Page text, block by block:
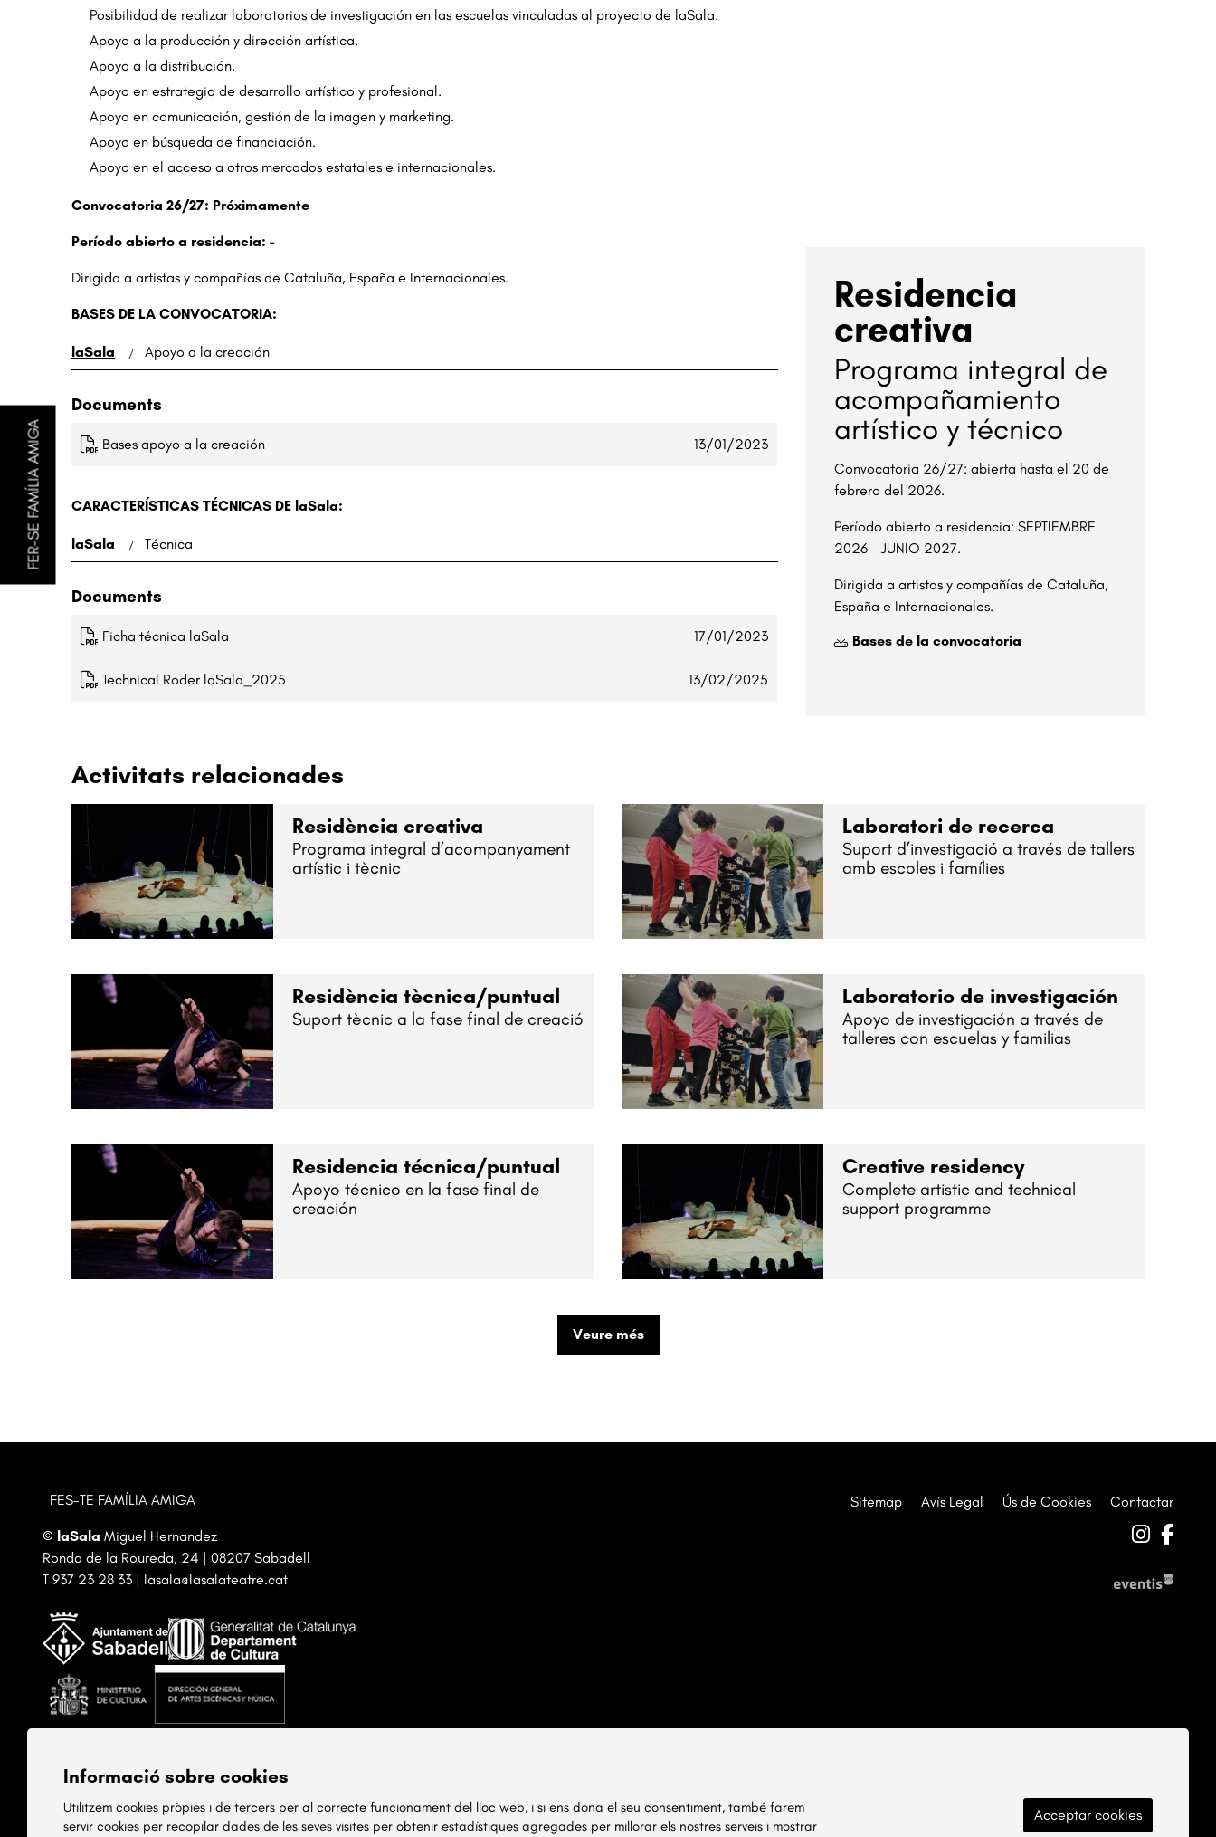
FER-SE FAMÍLIA AMIGA
Residencia
creativa
Programa integral de
acompañamiento
artístico y técnico
Convocatoria 26/27: abierta hasta el 20 de
febrero del 2026.
Período abierto a residencia: SEPTIEMBRE
2026 - JUNIO 2027.
Dirigida a artistas y compañías de Cataluña,
España e Internacionales.
Bases de la convocatoria
Posibilidad de realizar laboratorios de investigación en las escuelas vinculadas al proyecto de laSala.
Apoyo a la producción y dirección artística.
Apoyo a la distribución.
Apoyo en estrategia de desarrollo artístico y profesional.
Apoyo en comunicación, gestión de la imagen y marketing.
Apoyo en búsqueda de financiación.
Apoyo en el acceso a otros mercados estatales e internacionales.
Convocatoria 26/27: Próximamente
Período abierto a residencia: -
Dirigida a artistas y compañías de Cataluña, España e Internacionales.
BASES DE LA CONVOCATORIA:
laSala Apoyo a la creación
Documents
Bases apoyo a la creación 13/01/2023
CARACTERÍSTICAS TÉCNICAS DE laSala:
laSala Técnica
Documents
Ficha técnica laSala 17/01/2023
Technical Roder laSala_2025 13/02/2025
Activitats relacionades
Residència creativa
Programa integral d’acompanyament
artístic i tècnic
Laboratori de recerca
Suport d’investigació a través de tallers
amb escoles i famílies
Residència tècnica/puntual
Suport tècnic a la fase final de creació
Laboratorio de investigación
Apoyo de investigación a través de
talleres con escuelas y familias
Residencia técnica/puntual
Apoyo técnico en la fase final de
creación
Creative residency
Complete artistic and technical
support programme
Veure més
FES-TE FAMÍLIA AMIGA
© laSala Miguel Hernandez
Ronda de la Roureda, 24 | 08207 Sabadell
T 937 23 28 33 | lasala@lasalateatre.cat
Sitemap Avís Legal Ús de Cookies Contactar
Link a
Link
Informació sobre cookies
Utilitzem cookies pròpies i de tercers per al correcte funcionament del lloc web, i si ens dona el seu consentiment, també farem
servir cookies per recopilar dades de les seves visites per obtenir estadístiques agregades per millorar els nostres serveis i mostrar
Acceptar cookies